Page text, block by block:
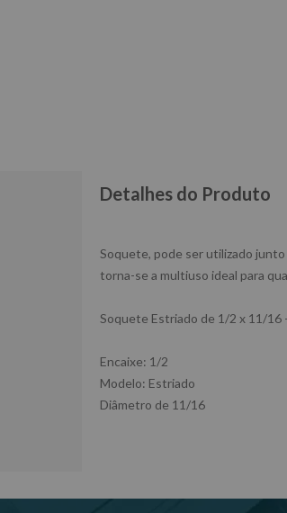
Detalhes do Produto
Soquete, pode ser utilizado
torna-se a multiuso ideal para
Soquete Estriado de 1/2 x 11/16
Encaixe: 1/2
Modelo: Estriado
Diâmetro de 11/16